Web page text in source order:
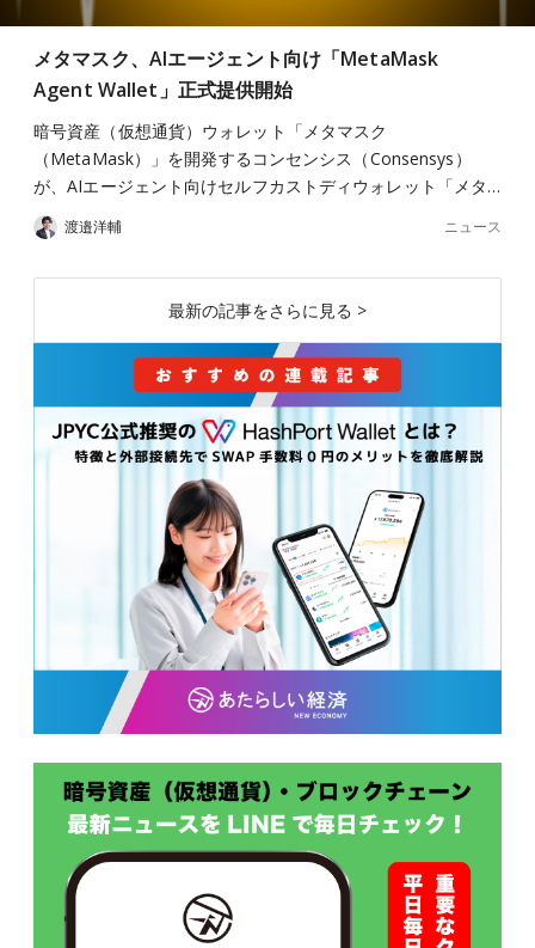
メタマスク、AIエージェント向け「MetaMask
Agent Wallet」正式提供開始
暗号資産（仮想通貨）ウォレット「メタマスク
（MetaMask）」を開発するコンセンシス（Consensys）
が、AIエージェント向けセルフカストディウォレット「メタ…
渡邉洋輔 ニュース
最新の記事をさらに見る >